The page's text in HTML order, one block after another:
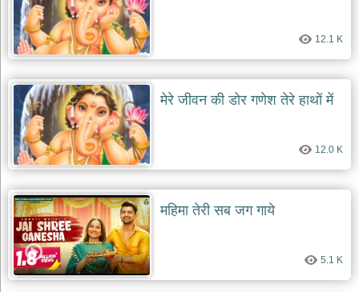
12.1 K
मेरे जीवन की डोर गणेश तेरे हाथों में
12.0 K
महिमा तेरी सब जग गाये
5.1 K